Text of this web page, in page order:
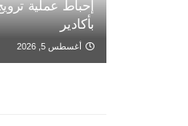
بأكادير
أغسطس 5, 2026